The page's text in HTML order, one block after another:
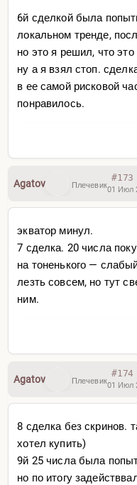
6й сделкой была
локальном тренде,
но это я решил, что
ну а я взял стоп.
в ее самой рисковой
понравилось.
Agatov Плечевик
#173
01 Июл
экватор минул.
7 сделка. 20 числа
на тоненького —
лезть совсем, но тут
ним.
Agatov Плечевик
#174
01 Июл
8 сделка без скринов.
хотел купить)
9й 25 числа была
но по итогу